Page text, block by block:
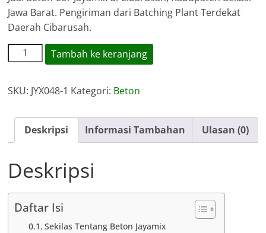
Jawa Barat. Pengiriman dari Batching Plant Terdekat
Daerah Cibarusah.
Kuantitas
Harga
Beton
Tambah ke keranjang
SKU: JYX048-1 Kategori: Beton
Deskripsi Informasi Tambahan Ulasan (0)
Deskripsi
Daftar Isi
Sekilas Tentang Beton Jayamix